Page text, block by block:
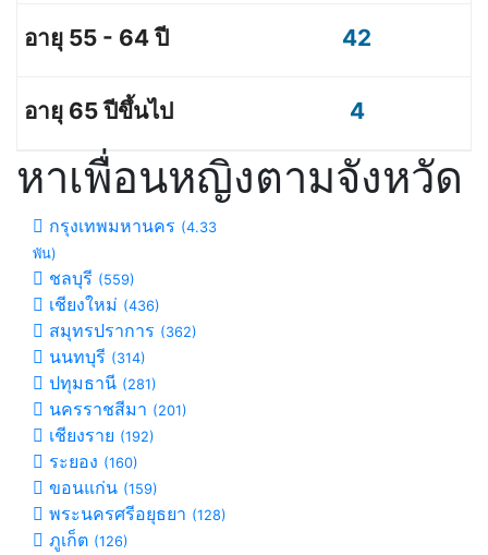
42
4
หาเพื่อนหญิงตามจังหวัด
กรุงเทพมหานคร (4.33
พัน)
ชลบุรี (559)
เชียงใหม่ (436)
สมุทรปราการ (362)
นนทบุรี (314)
ปทุมธานี (281)
นครราชสีมา (201)
เชียงราย (192)
ระยอง (160)
ขอนแก่น (159)
พระนครศรีอยุธยา (128)
ภูเก็ต (126)